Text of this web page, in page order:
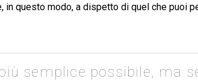
in questo modo, a dispetto di quel che puoi
semplice possibile, ma